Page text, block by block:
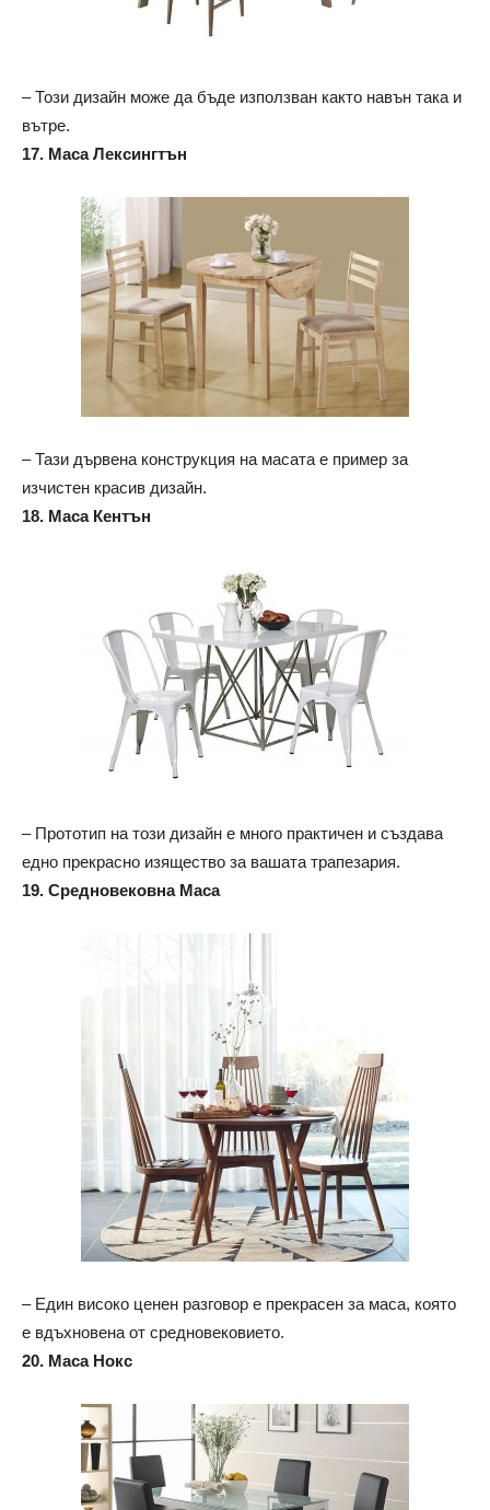
– Този дизайн може да бъде използван както навън така и
вътре.
17. Маса Лексингтън
– Тази дървена конструкция на масата е пример за
изчистен красив дизайн.
18. Маса Кентън
– Прототип на този дизайн е много практичен и създава
едно прекрасно изящество за вашата трапезария.
19. Средновековна Маса
– Един високо ценен разговор е прекрасен за маса, която
е вдъхновена от средновековието.
20. Маса Нокс